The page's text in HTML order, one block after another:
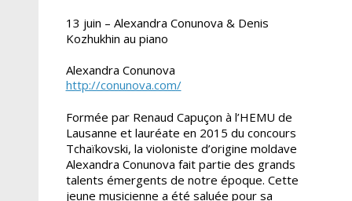
13 juin – Alexandra Conunova & Denis
Kozhukhin au piano
Alexandra Conunova
http://conunova.com/
Formée par Renaud Capuçon à l’HEMU de
Lausanne et lauréate en 2015 du concours
Tchaïkovski, la violoniste d’origine moldave
Alexandra Conunova fait partie des grands
talents émergents de notre époque. Cette
jeune musicienne a été saluée pour sa